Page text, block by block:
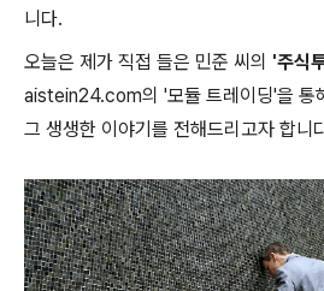
니다.
오늘은 제가 직접 들은 민준 씨의 '주식
aistein24.com의 '모듈 트레이딩'을 통
그 생생한 이야기를 전해드리고자 합니